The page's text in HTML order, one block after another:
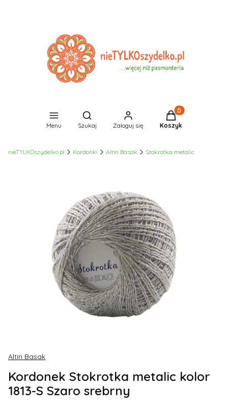
Menu
Otwórz wyszukiwarkę
Szukaj Zaloguj się
Produkty w
Koszyk
nieTYLKOszydelko.pl Kordonki Altin Basak Stokrotka metalic
Altin Basak
Kordonek Stokrotka metalic kolor
1813-S Szaro srebrny